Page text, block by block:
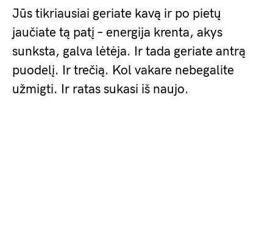
Jūs tikriausiai geriate kavą ir po pietų
jaučiate tą patį – energija krenta, akys
sunksta, galva lėtėja. Ir tada geriate antrą
puodelį. Ir trečią. Kol vakare nebegalite
užmigti. Ir ratas sukasi iš naujo.